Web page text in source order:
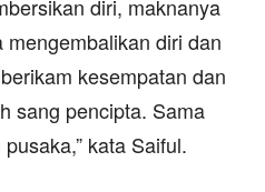
diri, maknanya
diri dan
kesempatan dan
sang pencipta. Sama
kata Saiful.